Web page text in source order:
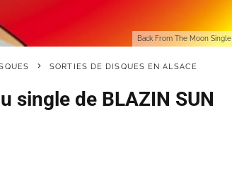
Back From The Moon Single
SORTIES DE DISQUES EN ALSACE
single de BLAZIN SUN